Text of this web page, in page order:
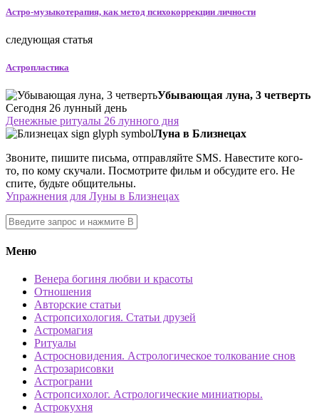
Астро-музыкотерапия, как метод психокоррекции личности
следующая статья
Астропластика
Убывающая луна, 3 четверть
Сегодня 26 лунный день
Денежные ритуалы 26 лунного дня
Луна в Близнецах
Звоните, пишите письма, отправляйте SMS. Навестите кого-
то, по кому скучали. Посмотрите фильм и обсудите его. Не
спите, будьте общительны.
Упражнения для Луны в Близнецах
Меню
Венера богиня любви и красоты
Отношения
Авторские статьи
Астропсихология. Статьи друзей
Астромагия
Ритуалы
Астросновидения. Астрологическое толкование снов
Астрозарисовки
Астрограни
Астропсихолог. Астрологические миниатюры.
Астрокухня